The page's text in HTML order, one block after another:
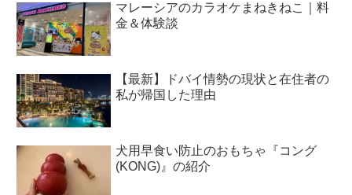
マレーシアのカラオケまねきねこ｜料
金＆体験談
【最新】ドバイ情勢の現状と在住者の
私が帰国した理由
犬用早食い防止のおもちゃ『コング
(KONG)』の紹介